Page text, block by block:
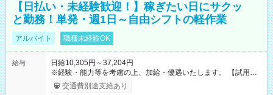
【日払い・未経験歓迎！】稼ぎたい日にサクッ
と勤務！単発・週1日～自由シフトの軽作業
アルバイト 職種未経験OK
給与
日給10,305円～37,204円
※経験・能力等を考慮の上、加給・優遇いたします。 【試用期
間】試用期間なし
交通費別途支給あり